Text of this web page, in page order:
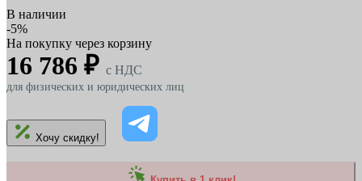
В наличии
-5%
На покупку через корзину
16 786 ₽ c НДС
для физических и юридических лиц
Хочу скидку!